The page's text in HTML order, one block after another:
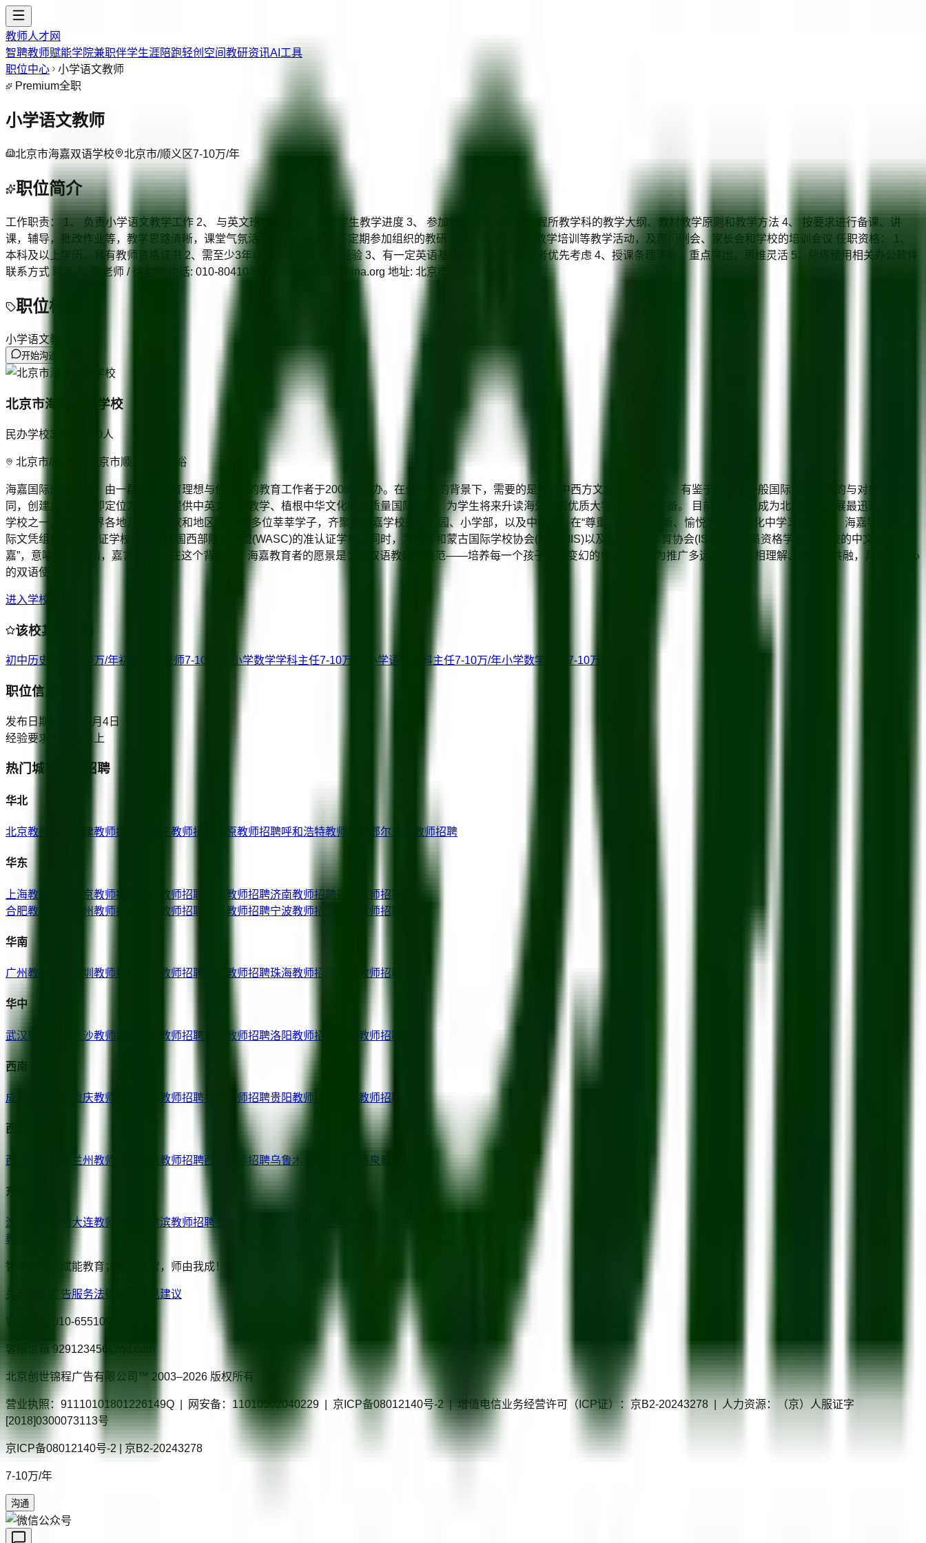
教师人才网
智聘教师赋能学院兼职伴学生涯陪跑轻创空间教研资讯AI工具
职位中心
小学语文教师
Premium全职
小学语文教师
北京市海嘉双语学校 北京市/顺义区7-10万/年
职位简介
工作职责： 1、 负责小学语文教学工作 2、 与英文班主任配合，掌握学生教学进度 3、 参加教学研究工作，掌握所教学科的教学大纲、教材教学原则和教学方法 4、 按要求进行备课、讲
课，辅导，批改作业等，教学思路清晰，课堂气氛活跃。 5、 定期或不定期参加组织的教研活动、教学检查，教学培训等教学活动，及部门例会、家长会和学校的培训会议 任职资格： 1、
本科及以上学历，具有教师资格证书 2、需至少3年以上小学语文教学经验 3、有一定英语基础，能与外教交流者优先考虑 4、授课条理清晰，重点突出，思维灵活 5、熟练使用相关办公软件
联系方式 联系人: 董老师 / 徐老师 电话: 010-80410390 邮箱: hr@bibachina.org 地址: 北京市顺义区后沙峪
职位标签
小学语文教师
开始沟通
北京市海嘉双语学校
民办学校3000-4000 人
北京市/顺义区 北京市顺义区后沙峪
海嘉国际双语学校，由一群富有教育理想与使命感的教育工作者于2006年创办。在全球化的背景下，需要的是跨越中西方文化的双语人才。有鉴于此，与一般国际学校的目的与对象有所不
同，创建之初海嘉即定位为一所能提供中英文双语教学、植根中华文化的高质量国际学校，为学生将来升读海外各国优质大学做最好的准备。 目前，海嘉已成为北京地区发展最迅速的国际
学校之一。来自世界各地几十个国家和地区的1000多位莘莘学子，齐聚于海嘉学校的幼儿园、小学部，以及中学部，在“尊重、理解、创新、愉悦”的校园文化中学习和生活。 海嘉学校是国
际文凭组织IBDP认证学校，以及美国西部院校联盟(WASC)的准认证学校。同时，为中国和蒙古国际学校协会(ACAMIS)以及国际学校体育协会(ISAC)的会员资格学校。 学校的中文名“海
嘉”，意喻“海纳百川，嘉言懿行”。在这个背景下，海嘉教育者的愿景是：做双语教育的典范——培养每一个孩子，在变幻的世界中，成为推广多远文化间互相理解、尊重及共融，具有国际心
的双语使者。
进入学校主页
该校其他在招
初中历史教师 7-10万/年初中语文老师7-10万/年 小学数学学科主任7-10万/年 小学语文学科主任7-10万/年小学数学教师 7-10万/年
职位信息
发布日期
2018年5月4日
经验要求
一年或以上
热门城市教师招聘
华北
北京教师招聘 天津教师招聘 教师招聘 太原教师招聘呼和浩特教师招聘 鄂尔多斯 教师招聘
华东
上海教师招聘 南京教师招聘 教师招聘 教师招聘济南教师招聘青岛
教师招聘
合肥教师招聘 福州教师招聘 教师招聘 教师招聘宁波教师招聘 教师招聘
华南
广州教师招聘 深圳 教师招聘 教师招聘 教师招聘珠海教师招聘 教师招聘
华中
武汉教师招聘 长沙教师招聘 教师招聘 教师招聘洛阳教师招聘 教师招聘
西南
成都 重庆教师招聘 教师招聘拉萨 教师招聘贵阳教师招聘 教师招聘
西北
西安 兰州教师招聘 教师招聘西宁 教师招聘乌鲁木齐 酒泉教师招聘
东北
沈阳 教师招聘大连教师招聘 哈尔滨教师招聘长春
教师人才网
智聘教师，赋能教育；教以启智，师由我成！
关于我们 广告服务法律声明 意见建议
010-65510988
客服信箱 929123456@qq.com
北京创世锦程广告有限公司™ 2003–2026 版权所有
营业执照：91110101801226149Q | 网安备：11010502040229 | 京ICP备08012140号-2 | 增值电信业务经营许可（ICP证）：京B2-20243278 | 人力资源：（京）人服证字
[2018]0300073113号
京ICP备08012140号-2 | 京B2-20243278
7-10万/年
沟通